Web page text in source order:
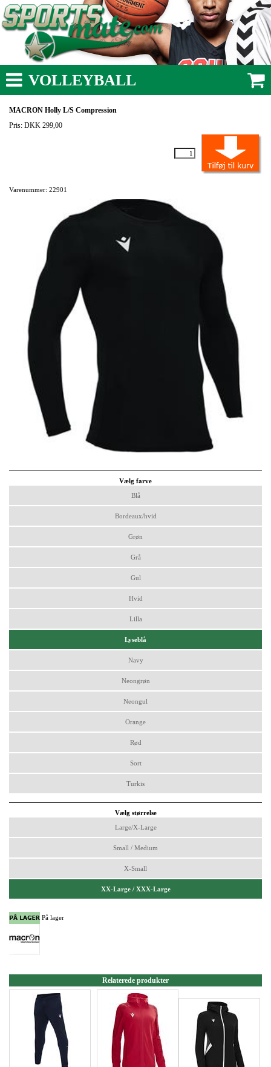
VOLLEYBALL
MACRON Holly L/S Compression
Pris: DKK 299,00
Varenummer: 22901
Vælg farve
Blå
Bordeaux/hvid
Grøn
Grå
Gul
Hvid
Lilla
Lyseblå
Navy
Neongrøn
Neongul
Orange
Rød
Sort
Turkis
Vælg størrelse
Large/X-Large
Small / Medium
X-Small
XX-Large / XXX-Large
På lager
Relaterede produkter